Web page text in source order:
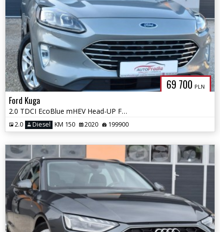
69 700 PLN
Ford Kuga
2.0 TDCI EcoBlue mHEV Head-UP Fuul Ledy kamera Navi Alum
2.0 Diesel KM 150 2020 199900